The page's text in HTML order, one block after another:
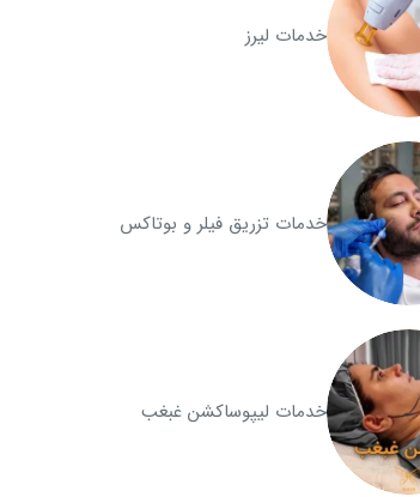
خدمات لیرز
خدمات تزریق فیلر و بوتاکس
خدمات لیپوساکشن غبغب